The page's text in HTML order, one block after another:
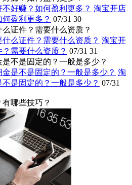
淘宝开店
盈利更多？ 07/31 30
证件？需要什么资质？
淘宝开
需要什么资质？ 07/31 31
不是固定的？一般是多少？
淘
是固定的？一般是多少？ 07/31
哪些技巧？